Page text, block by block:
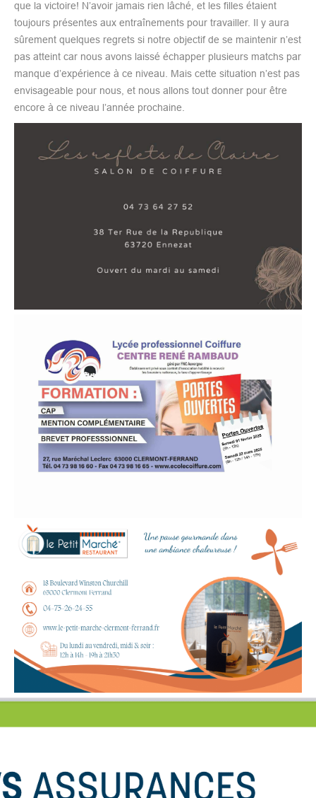
que la victoire! N’avoir jamais rien lâché, et les filles étaient
toujours présentes aux entraînements pour travailler. Il y aura
sûrement quelques regrets si notre objectif de se maintenir n’est
pas atteint car nous avons laissé échapper plusieurs matchs par
manque d’expérience à ce niveau. Mais cette situation n’est pas
envisageable pour nous, et nous allons tout donner pour être
encore à ce niveau l’année prochaine.